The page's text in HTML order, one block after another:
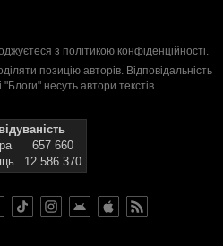
з політикою конфіденційності.
позицію авторів. Відповідальність
"Блоги" несуть автори текстів.
657 660
12 586 370